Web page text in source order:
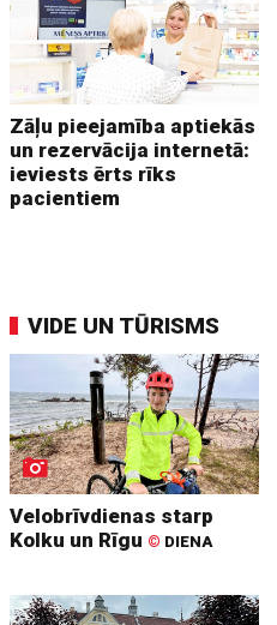
Zāļu pieejamība aptiekās
un rezervācija internetā:
ieviests ērts rīks
pacientiem
VIDE UN TŪRISMS
Velobrīvdienas starp
Kolku un Rīgu © DIENA